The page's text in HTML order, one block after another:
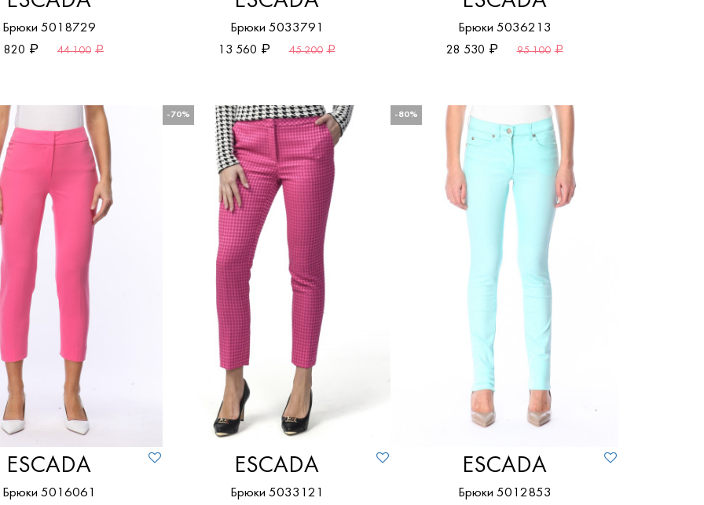
Брюки 5018729
820
44 100
Брюки 5033791
13 560
45 200
Брюки 5036213
28 530
95 100
ESCADA
Брюки 5016061
-70%
ESCADA
Брюки 5033121
-80%
ESCADA
Брюки 5012853